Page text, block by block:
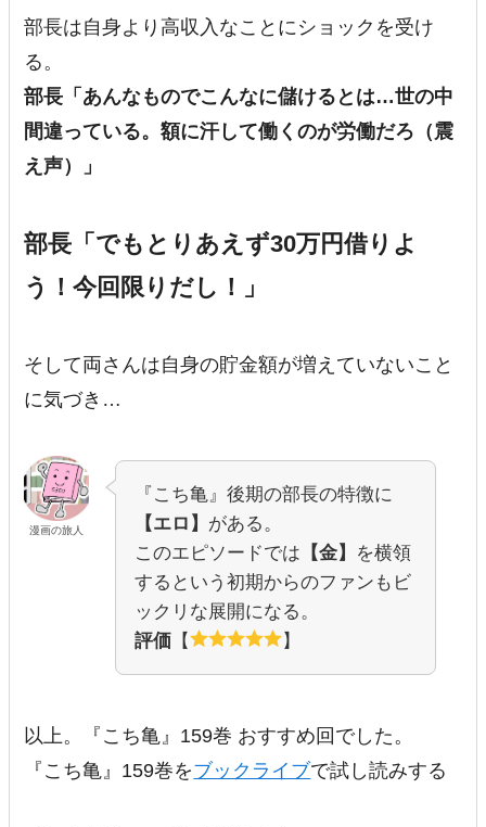
部長は自身より高収入なことにショックを受け
る。
部長「 あんなものでこんなに儲けるとは…世の中
間違っている。額に汗して働くのが労働だろ（震
え声）
」
部長「でもとりあえず30万円借りよ
う！今回限りだし！」
そして両さんは自身の貯金額が増えていないこと
に気づき…
漫画の旅人
『こち亀』後期の部長の特徴に
【エロ】 がある。
このエピソードでは 【金】 を横領
するという初期からのファンもビ
ックリな展開になる。
評価 【 】
以上。『こち亀』159巻 おすすめ回でした。
『こち亀』159巻をブックライブで試し読みする